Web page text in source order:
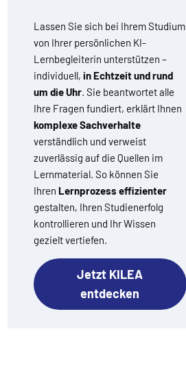
Lassen Sie sich bei Ihrem Studium
von Ihrer persönlichen KI-
Lernbegleiterin unterstützen –
individuell, in Echtzeit und rund
um die Uhr. Sie beantwortet alle
Ihre Fragen fundiert, erklärt Ihnen
komplexe Sachverhalte
verständlich und verweist
zuverlässig auf die Quellen im
Lernmaterial. So können Sie
Ihren Lernprozess effizienter
gestalten, Ihren Studienerfolg
kontrollieren und Ihr Wissen
gezielt vertiefen.
Jetzt KILEA
entdecken